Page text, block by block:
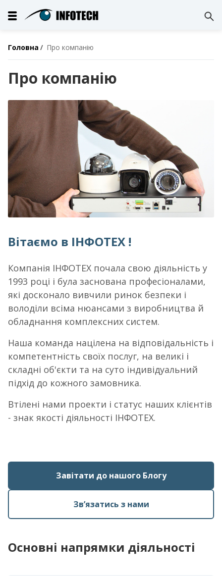
Головна Про компанію
Про компанію
Вітаємо в ІНФОТЕХ !
Компанія ІНФОТЕХ почала свою діяльність у
1993 році і була заснована професіоналами,
які досконало вивчили ринок безпеки і
володіли всіма нюансами з виробництва й
обладнання комплексних систем.
Наша команда націлена на відповідальність і
компетентність своїх послуг, на великі і
складні об'єкти та на суто індивідуальний
підхід до кожного замовника.
Втілені нами проекти і статус наших клієнтів
- знак якості діяльності ІНФОТЕХ.
Завітати до нашого Блогу
Звʼязатись з нами
Основні напрямки діяльності